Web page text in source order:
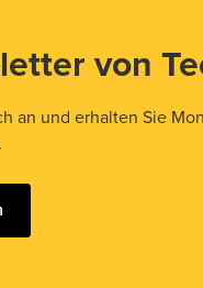
von
und erhalten Sie